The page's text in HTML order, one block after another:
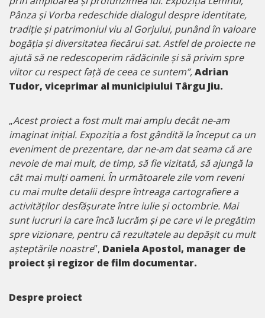
Pânza și Vorba redeschide dialogul despre identitate,
tradiție și patrimoniul viu al Gorjului, punând în valoare
bogăția și diversitatea fiecărui sat. Astfel de proiecte ne
ajută să ne redescoperim rădăcinile și să privim spre
viitor cu respect față de ceea ce suntem”,Adrian
Tudor, viceprimar al municipiului Târgu Jiu.
„Acest proiect a fost mult mai amplu decât ne-am
imaginat inițial. Expoziția a fost gândită la început ca un
eveniment de prezentare, dar ne-am dat seama că are
nevoie de mai mult, de timp, să fie vizitată, să ajungă la
cât mai mulți oameni. În următoarele zile vom reveni
cu mai multe detalii despre întreaga cartografiere a
activităților desfășurate între iulie și octombrie. Mai
sunt lucruri la care încă lucrăm și pe care vi le pregătim
spre vizionare, pentru că rezultatele au depășit cu mult
așteptările noastre”, Daniela Apostol, manager de
proiect și regizor de film documentar.
Despre proiect